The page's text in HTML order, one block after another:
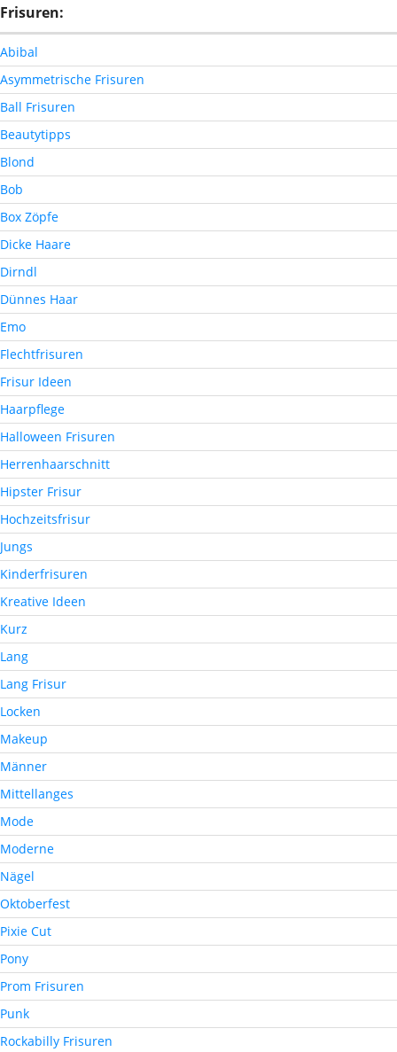
Frisuren:
Abibal
Asymmetrische Frisuren
Ball Frisuren
Beautytipps
Blond
Bob
Box Zöpfe
Dicke Haare
Dirndl
Dünnes Haar
Emo
Flechtfrisuren
Frisur Ideen
Haarpflege
Halloween Frisuren
Herrenhaarschnitt
Hipster Frisur
Hochzeitsfrisur
Jungs
Kinderfrisuren
Kreative Ideen
Kurz
Lang
Lang Frisur
Locken
Makeup
Männer
Mittellanges
Mode
Moderne
Nägel
Oktoberfest
Pixie Cut
Pony
Prom Frisuren
Punk
Rockabilly Frisuren